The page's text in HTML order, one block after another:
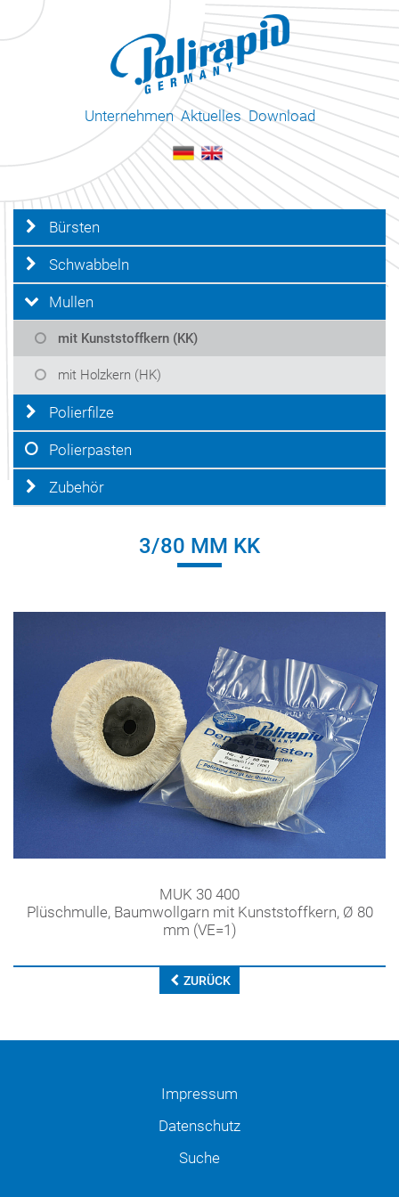
Unternehmen Aktuelles Download
Bürsten
Schwabbeln
Mullen
mit Kunststoffkern (KK)
mit Holzkern (HK)
Polierfilze
Polierpasten
Zubehör
3/80 MM KK
MUK 30 400
Plüschmulle, Baumwollgarn mit Kunststoffkern, Ø 80
mm (VE=1)
ZURÜCK
Impressum
Datenschutz
Suche